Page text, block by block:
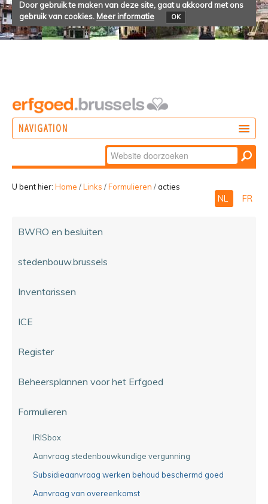
Door gebruik te maken van deze site, gaat u akkoord met ons
gebruik van cookies. Meer informatie OK
NAVIGATION
Zoek
Geavanceerd
zoeken...
U bent hier: Home /Links /Formulieren / acties
NL FR
BWRO en besluiten
stedenbouw.brussels
Inventarissen
ICE
Register
Beheersplannen voor het Erfgoed
Formulieren
IRISbox
Aanvraag stedenbouwkundige vergunning
Subsidieaanvraag werken behoud beschermd goed
Aanvraag van overeenkomst